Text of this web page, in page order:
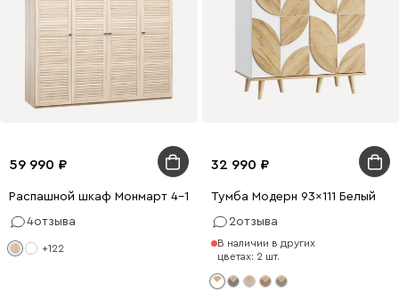
59 990
Распашной шкаф Монмарт 4-180x220 Дуб Сонома
4отзыва
+122
32 990
Тумба Модерн 93x111 Белый
2отзыва
В наличии в других
цветах: 2 шт.